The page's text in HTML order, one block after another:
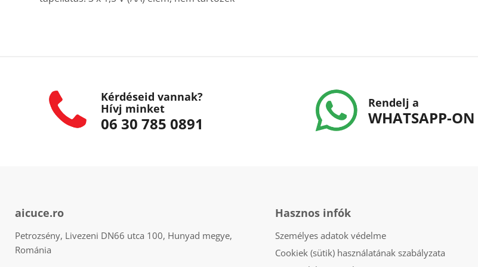
Kérdéseid vannak?
Hívj minket
06 30 785 0891
Rendelj a
WHATSAPP-ON
aicuce.ro
Petrozsény, Livezeni DN66 utca 100, Hunyad megye,
Románia
Hasznos infók
Személyes adatok védelme
Cookiek (sütik) használatának szabályzata